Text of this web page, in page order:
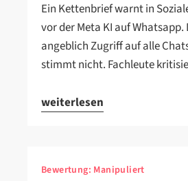
Ein Kettenbrief warnt in
vor der Meta KI auf Whatsapp.
angeblich Zugriff auf alle
stimmt nicht. Fachleute
weiterlesen
Bewertung: Manipuliert